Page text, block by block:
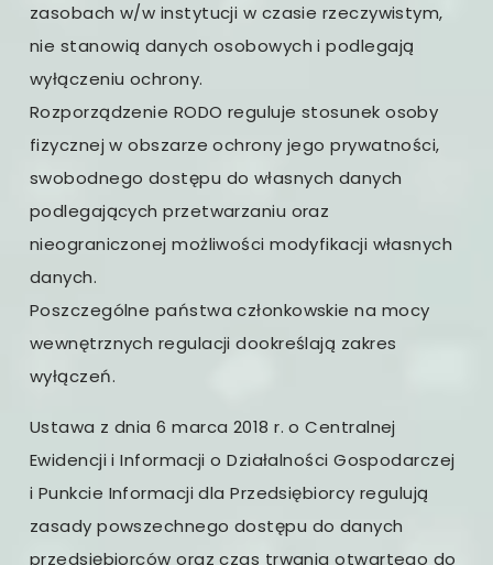
zasobach w/w instytucji w czasie rzeczywistym,
nie stanowią danych osobowych i podlegają
wyłączeniu ochrony.
Rozporządzenie RODO reguluje stosunek osoby
fizycznej w obszarze ochrony jego prywatności,
swobodnego dostępu do własnych danych
podlegających przetwarzaniu oraz
nieograniczonej możliwości modyfikacji własnych
danych.
Poszczególne państwa członkowskie na mocy
wewnętrznych regulacji dookreślają zakres
wyłączeń.
Ustawa z dnia 6 marca 2018 r. o Centralnej
Ewidencji i Informacji o Działalności Gospodarczej
i Punkcie Informacji dla Przedsiębiorcy regulują
zasady powszechnego dostępu do danych
przedsiębiorców oraz czas trwania otwartego do